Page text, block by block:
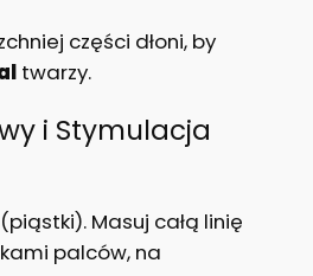
części dłoni, by
twarzy.
i Stymulacja
Masuj całą linię
palców, na